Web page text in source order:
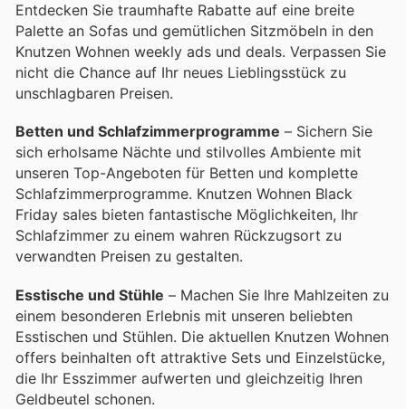
Entdecken Sie traumhafte Rabatte auf eine breite
Palette an Sofas und gemütlichen Sitzmöbeln in den
Knutzen Wohnen weekly ads und deals. Verpassen Sie
nicht die Chance auf Ihr neues Lieblingsstück zu
unschlagbaren Preisen.
Betten und Schlafzimmerprogramme – Sichern Sie
sich erholsame Nächte und stilvolles Ambiente mit
unseren Top-Angeboten für Betten und komplette
Schlafzimmerprogramme. Knutzen Wohnen Black
Friday sales bieten fantastische Möglichkeiten, Ihr
Schlafzimmer zu einem wahren Rückzugsort zu
verwandten Preisen zu gestalten.
Esstische und Stühle – Machen Sie Ihre Mahlzeiten zu
einem besonderen Erlebnis mit unseren beliebten
Esstischen und Stühlen. Die aktuellen Knutzen Wohnen
offers beinhalten oft attraktive Sets und Einzelstücke,
die Ihr Esszimmer aufwerten und gleichzeitig Ihren
Geldbeutel schonen.